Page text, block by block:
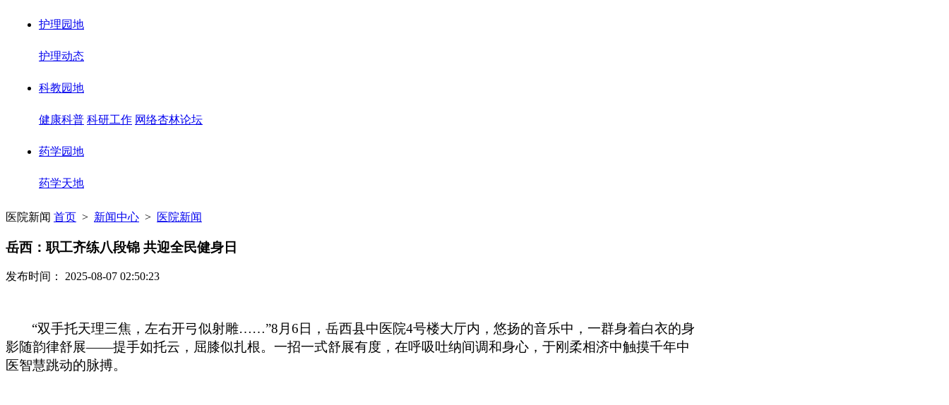
护理园地
护理动态
科教园地
健康科普 科研工作 网络杏林论坛
药学园地
药学天地
医院新闻 首页 > 新闻中心 > 医院新闻
岳西：职工齐练八段锦 共迎全民健身日
发布时间： 2025-08-07 02:50:23
“双手托天理三焦，左右开弓似射雕……”8月6日，岳西县中医院4号楼大厅内，悠扬的音乐中，一群身着白衣的身
影随韵律舒展——提手如托云，屈膝似扎根。一招一式舒展有度，在呼吸吐纳间调和身心，于刚柔相济中触摸千年中
医智慧跳动的脉搏。